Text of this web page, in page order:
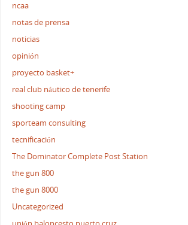
ncaa
notas de prensa
noticias
opinión
proyecto basket+
real club náutico de tenerife
shooting camp
sporteam consulting
tecnificación
The Dominator Complete Post Station
the gun 800
the gun 8000
Uncategorized